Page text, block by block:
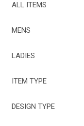
ALL ITEMS
MENS
LADIES
ITEM TYPE
DESIGN TYPE